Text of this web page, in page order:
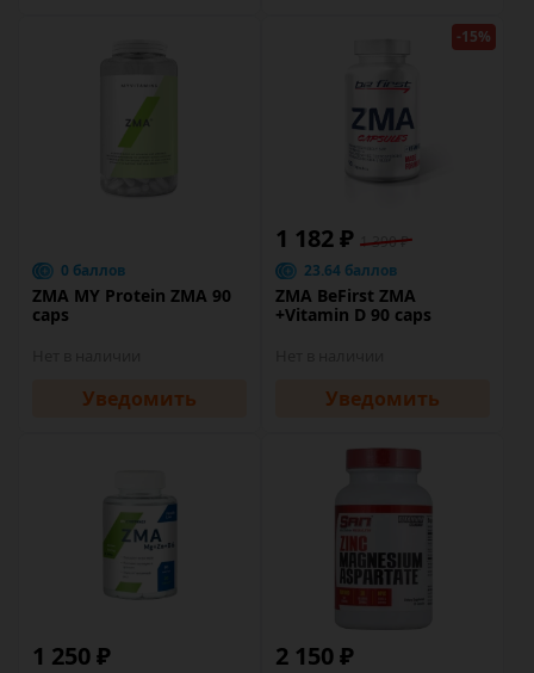
0 баллов
ZMA MY Protein ZMA 90
caps
Уведомить
-15%
1 182 ₽ 1 390 ₽
23.64 баллов
ZMA BeFirst ZMA
+Vitamin D 90 caps
Уведомить
1 250 ₽ 2 150 ₽